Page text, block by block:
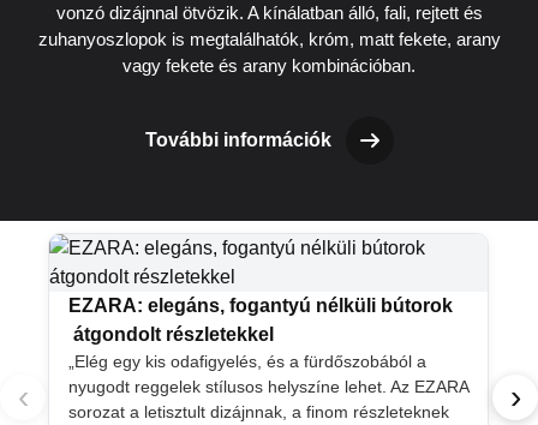
vonzó dizájnnal ötvözik. A kínálatban álló, fali, rejtett és
zuhanyoszlopok is megtalálhatók, króm, matt fekete, arany
vagy fekete és arany kombinációban.
További információk
EZARA: elegáns, fogantyú nélküli bútorok
átgondolt részletekkel
„Elég egy kis odafigyelés, és a fürdőszobából a
nyugodt reggelek stílusos helyszíne lehet. Az EZARA
sorozat a letisztult dizájnnak, a finom részleteknek
‹ ›